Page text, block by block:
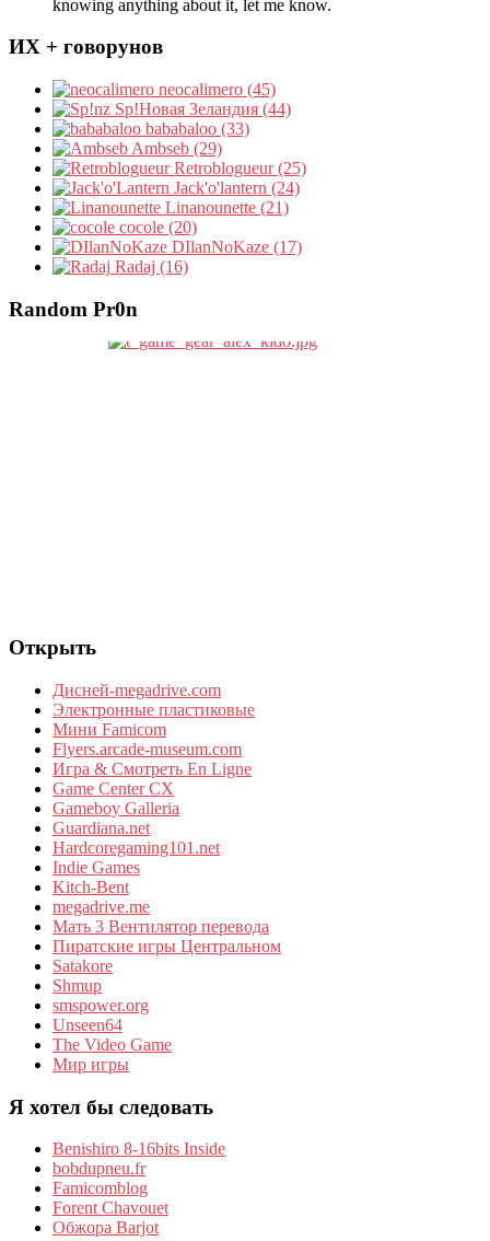
knowing anything about it, let me know.
ИХ + говорунов
neocalimero (45)
Sp!Новая Зеландия (44)
bababaloo (33)
Ambseb (29)
Retroblogueur (25)
Jack'o'lantern (24)
Linanounette (21)
cocole (20)
DIlanNoKaze (17)
Radaj (16)
Random Pr0n
Открыть
Дисней-megadrive.com
Электронные пластиковые
Мини Famicom
Flyers.arcade-museum.com
Игра & Смотреть En Ligne
Game Center CX
Gameboy Galleria
Guardiana.net
Hardcoregaming101.net
Indie Games
Kitch-Bent
megadrive.me
Мать 3 Вентилятор перевода
Пиратские игры Центральном
Satakore
Shmup
smspower.org
Unseen64
The Video Game
Мир игры
Я хотел бы следовать
Benishiro 8-16bits Inside
bobdupneu.fr
Famicomblog
Forent Chavouet
Обжора Barjot